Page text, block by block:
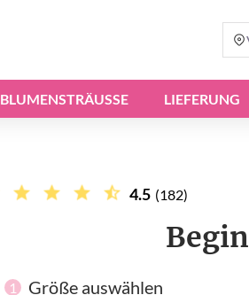
BLUMENSTRÄUSSE LIEFERUNG
4.5 (182)
1 Größe auswählen